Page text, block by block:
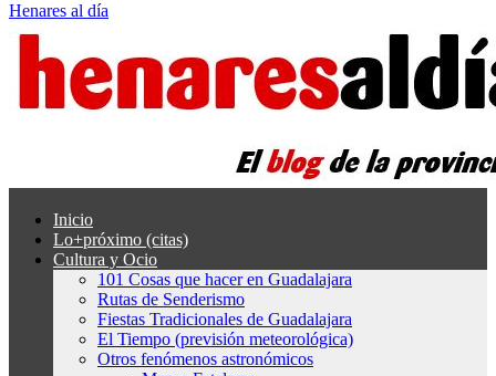
Henares al día
Inicio
Lo+próximo (citas)
Cultura y Ocio
101 Cosas que hacer en Guadalajara
Rutas de Senderismo
Fiestas Tradicionales de Guadalajara
El Tiempo (previsión meteorológica)
Otros fenómenos astronómicos